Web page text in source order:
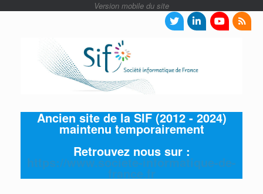
Ancien site de la SIF (2012 - 2024)
maintenu temporairement
Retrouvez nous sur :
https://www.societe-informatique-de-
france.fr